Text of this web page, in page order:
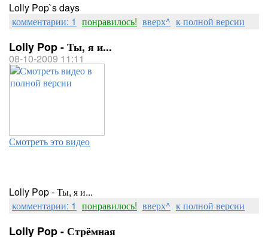
Lolly Pop`s days
комментарии: 1 понравилось! вверх^ к полной версии
Lolly Pop - Ты, я и...
08-10-2009 11:11
Смотреть это видео
Lolly Pop - Ты, я и...
комментарии: 1 понравилось! вверх^ к полной версии
Lolly Pop - Стрёмная